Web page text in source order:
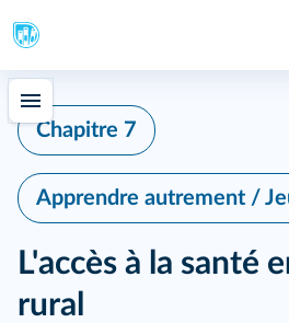
Chapitre 7
Apprendre autrement /
L'accès à la santé
rural